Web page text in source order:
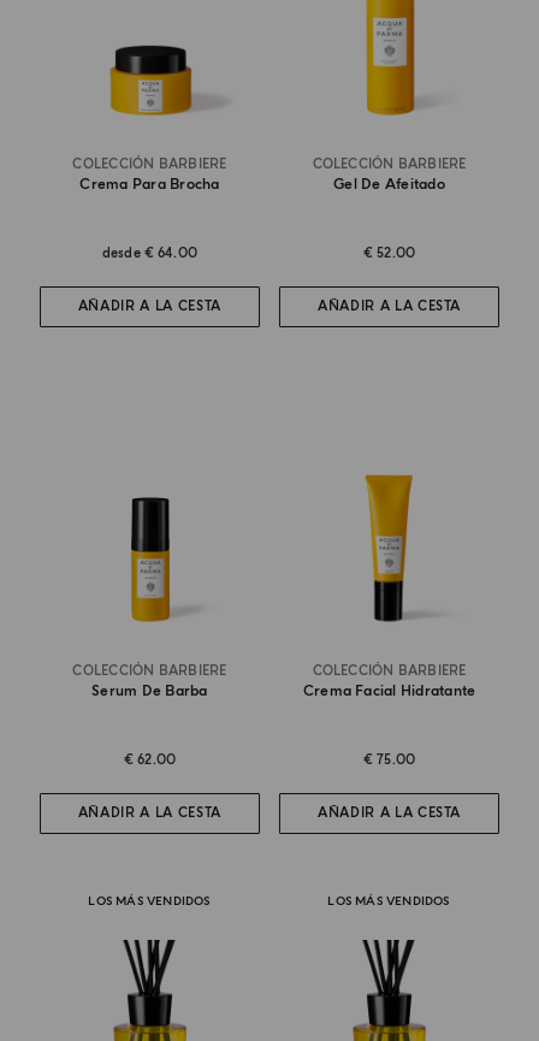
COLECCIÓN BARBIERE
Crema Para Brocha
desde € 64.00
AÑADIR A LA CESTA
COLECCIÓN BARBIERE
Gel De Afeitado
€ 52.00
AÑADIR A LA CESTA
COLECCIÓN BARBIERE
Serum De Barba
€ 62.00
AÑADIR A LA CESTA
COLECCIÓN BARBIERE
Crema Facial Hidratante
€ 75.00
AÑADIR A LA CESTA
LOS MÁS VENDIDOS LOS MÁS VENDIDOS